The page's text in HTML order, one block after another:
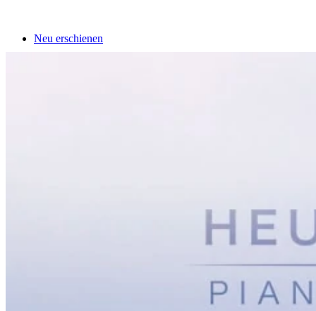
Neu erschienen
Alle Klavierschulen Kinder